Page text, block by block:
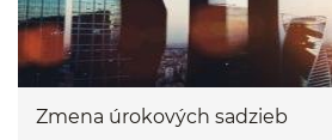
Zmena úrokových sadzieb